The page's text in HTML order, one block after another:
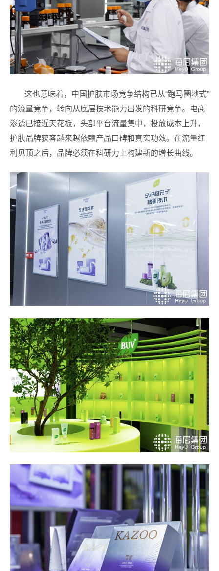
这也意味着，中国护肤市场竞争结构已从“跑马圈地式”
的流量竞争，转向从底层技术能力出发的科研竞争。电商
渗透已接近天花板，头部平台流量集中，投放成本上升，
护肤品牌获客越来越依赖产品口碑和真实功效。在流量红
利见顶之后，品牌必须在科研力上构建新的增长曲线。